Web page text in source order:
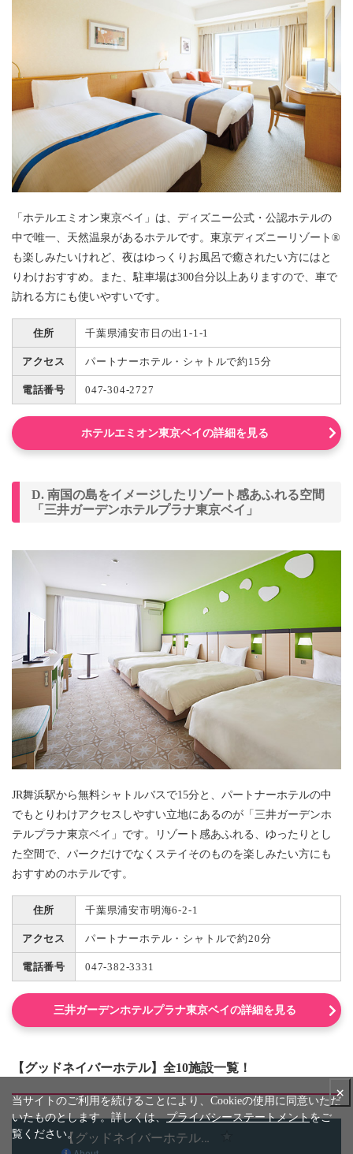
「ホテルエミオン東京ベイ」は、ディズニー公式・公認ホテルの
中で唯一、天然温泉があるホテルです。東京ディズニーリゾート®
も楽しみたいけれど、夜はゆっくりお風呂で癒されたい方にはと
りわけおすすめ。また、駐車場は300台分以上ありますので、車で
訪れる方にも使いやすいです。
住所 千葉県浦安市日の出1-1-1
アクセス パートナーホテル・シャトルで約15分
電話番号 047-304-2727
ホテルエミオン東京ベイの詳細を見る
D. 南国の島をイメージしたリゾート感あふれる空間
「三井ガーデンホテルプラナ東京ベイ」
JR舞浜駅から無料シャトルバスで15分と、パートナーホテルの中
でもとりわけアクセスしやすい立地にあるのが「三井ガーデンホ
テルプラナ東京ベイ」です。リゾート感あふれる、ゆったりとし
た空間で、パークだけでなくステイそのものを楽しみたい方にも
おすすめのホテルです。
住所 千葉県浦安市明海6-2-1
アクセス パートナーホテル・シャトルで約20分
電話番号 047-382-3331
三井ガーデンホテルプラナ東京ベイの詳細を見る
【グッドネイバーホテル】全10施設一覧！
×
当サイトのご利用を続けることにより、Cookieの使用に同意いただ
いたものとします。詳しくは、プライバシーステートメントをご
覧ください。